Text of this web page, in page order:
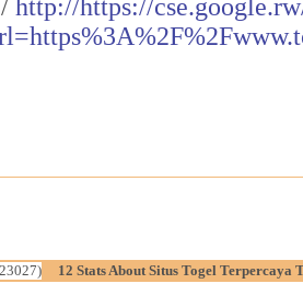
http://https://
12 Stats About Situs Togel Terpercaya